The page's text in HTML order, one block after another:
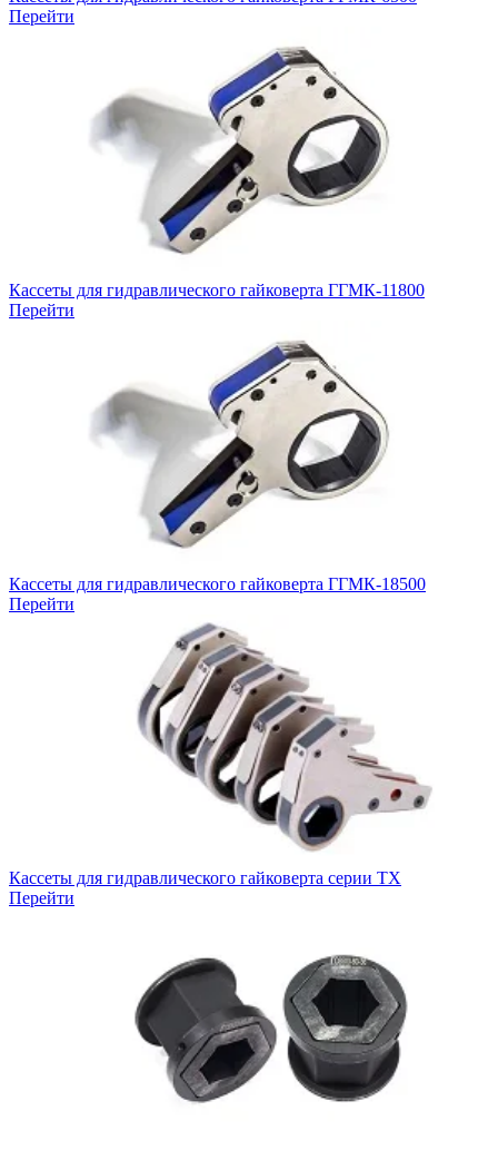
Перейти
Кассеты для гидравлического гайковерта ГГМК-11800
Перейти
Кассеты для гидравлического гайковерта ГГМК-18500
Перейти
Кассеты для гидравлического гайковерта серии TX
Перейти